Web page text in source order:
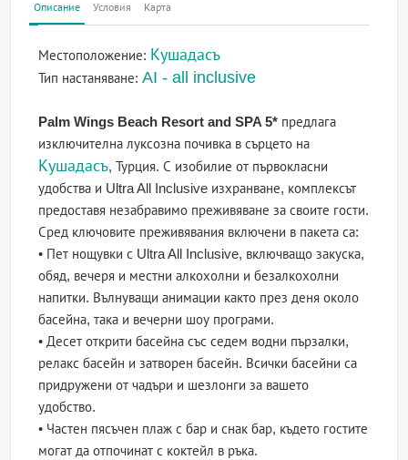
Описание Условия Карта
Местоположение: Кушадасъ
Тип настаняване:AI - all inclusive
Palm Wings Beach Resort and SPA 5* предлага
изключителна луксозна почивка в сърцето на
Кушадасъ, Турция. С изобилие от първокласни
удобства и Ultra All Inclusive изхранване, комплексът
предоставя незабравимо преживяване за своите гости.
Сред ключовите преживявания включени в пакета са:
• Пет нощувки с Ultra All Inclusive, включващо закуска,
обяд, вечеря и местни алкохолни и безалкохолни
напитки. Вълнуващи анимации както през деня около
басейна, така и вечерни шоу програми.
• Десет открити басейна със седем водни пързалки,
релакс басейн и затворен басейн. Всички басейни са
придружени от чадъри и шезлонги за вашето
удобство.
• Частен пясъчен плаж с бар и снак бар, където гостите
могат да отпочинат с коктейл в ръка.